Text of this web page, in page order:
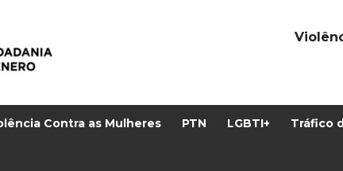
Contra as Mulheres PTN LGBTI+ Tráfico